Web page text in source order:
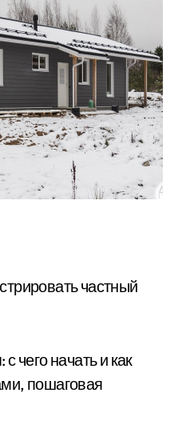
частный
чего начать и как
пошаговая